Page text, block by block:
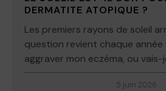
DERMATITE ATOPIQUE ?
Les premiers rayons de soleil
question revient chaque année
aggraver mon eczéma, ou vais-
5 juin 2026